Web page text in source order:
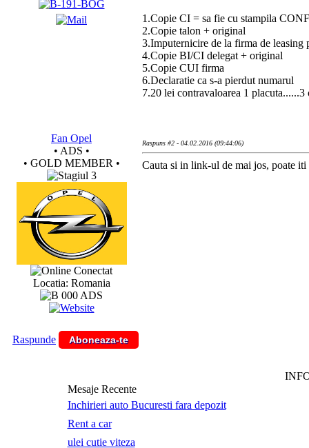
1.Copie CI = sa fie cu stampila
2.Copie talon + original
3.Imputernicire de la firma de leasing
4.Copie BI/CI delegat + original
5.Copie CUI firma
6.Declaratie ca s-a pierdut numarul
7.20 lei contravaloarea 1 placuta......3
Fan Opel
• ADS •
• GOLD MEMBER •
Conectat
Locatia: Romania
Raspuns #2 - 04.02.2016 (09:44:06)
Cauta si in link-ul de mai jos, poate iti
Raspunde Aboneaza-te
Mesaje Recente
Inchirieri auto Bucuresti fara depozit
Rent a car
ulei cutie viteza